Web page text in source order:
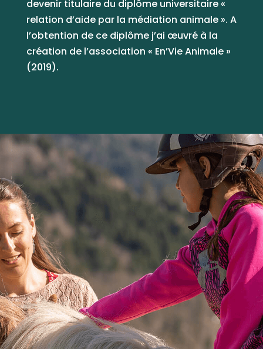
devenir titulaire du diplôme universitaire «
relation d’aide par la médiation animale ». A
l’obtention de ce diplôme j’ai œuvré à la
création de l’association « En’Vie Animale »
(2019).